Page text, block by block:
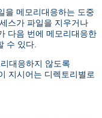
을 메모리대응하는 도중
스가 파일을 지우거나
다음 번에 메모리대응한
수 있다.
대응하지 않도록
지시어는 디렉토리별로